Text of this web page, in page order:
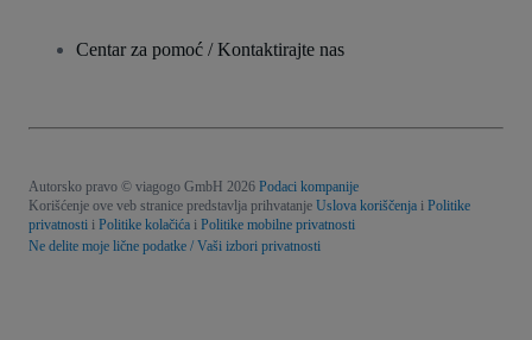
Centar za pomoć / Kontaktirajte nas
Autorsko pravo © viagogo GmbH 2026 Podaci kompanije
Korišćenje ove veb stranice predstavlja prihvatanje Uslova koriščenja i Politike
privatnosti i Politike kolačića i Politike mobilne privatnosti
Ne delite moje lične podatke / Vaši izbori privatnosti